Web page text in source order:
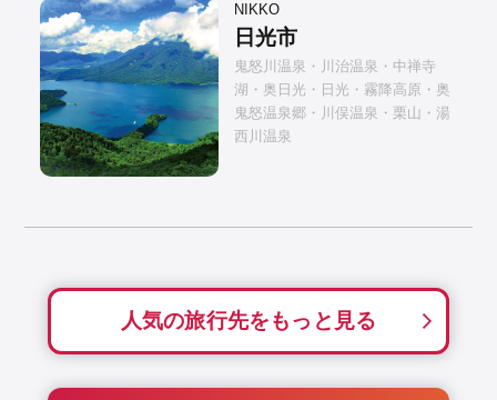
NIKKO
日光市
鬼怒川温泉・川治温泉・中禅寺
湖・奥日光・日光・霧降高原・奥
鬼怒温泉郷・川俣温泉・栗山・湯
西川温泉
人気の旅行先をもっと見る